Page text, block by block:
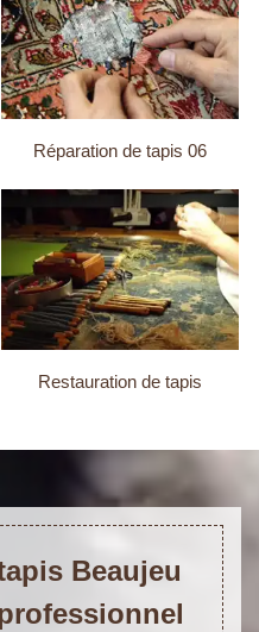
Réparation de tapis 06
Restauration de tapis
Beaujeu